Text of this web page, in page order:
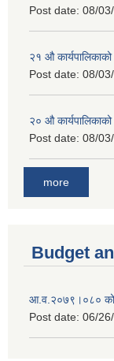
Post date: 08/
२‍१ औ
Post date: 08/
२‍० औ
Post date: 08/
more
Budget
आ.व.२०७९।०८० को
Post date: 06/